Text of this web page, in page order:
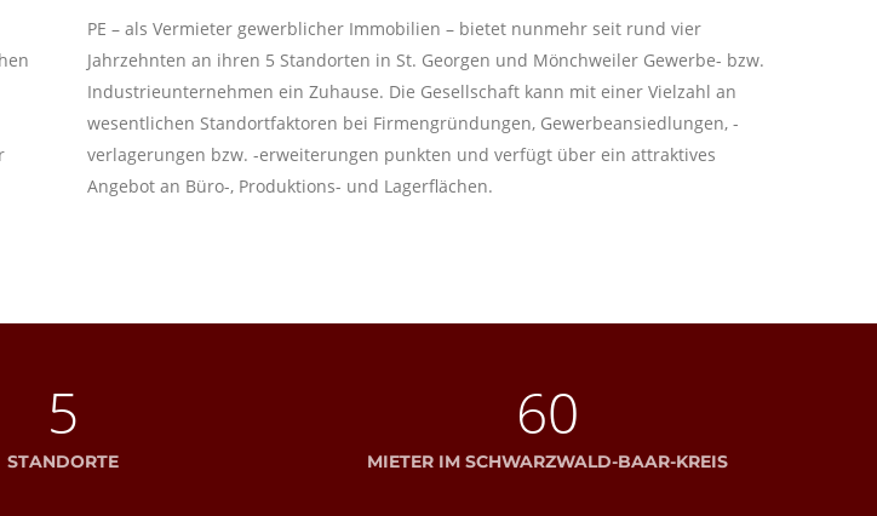
PE – als Vermieter gewerblicher Immobilien – bietet nunmehr seit rund vier
Jahrzehnten an ihren 5 Standorten in St. Georgen und Mönchweiler Gewerbe- bzw.
Industrieunternehmen ein Zuhause. Die Gesellschaft kann mit einer Vielzahl an
wesentlichen Standortfaktoren bei Firmengründungen, Gewerbeansiedlungen, -
verlagerungen bzw. -erweiterungen punkten und verfügt über ein attraktives
Angebot an Büro-, Produktions- und Lagerflächen.
5
STANDORTE
60
MIETER IM SCHWARZWALD-BAAR-KREIS